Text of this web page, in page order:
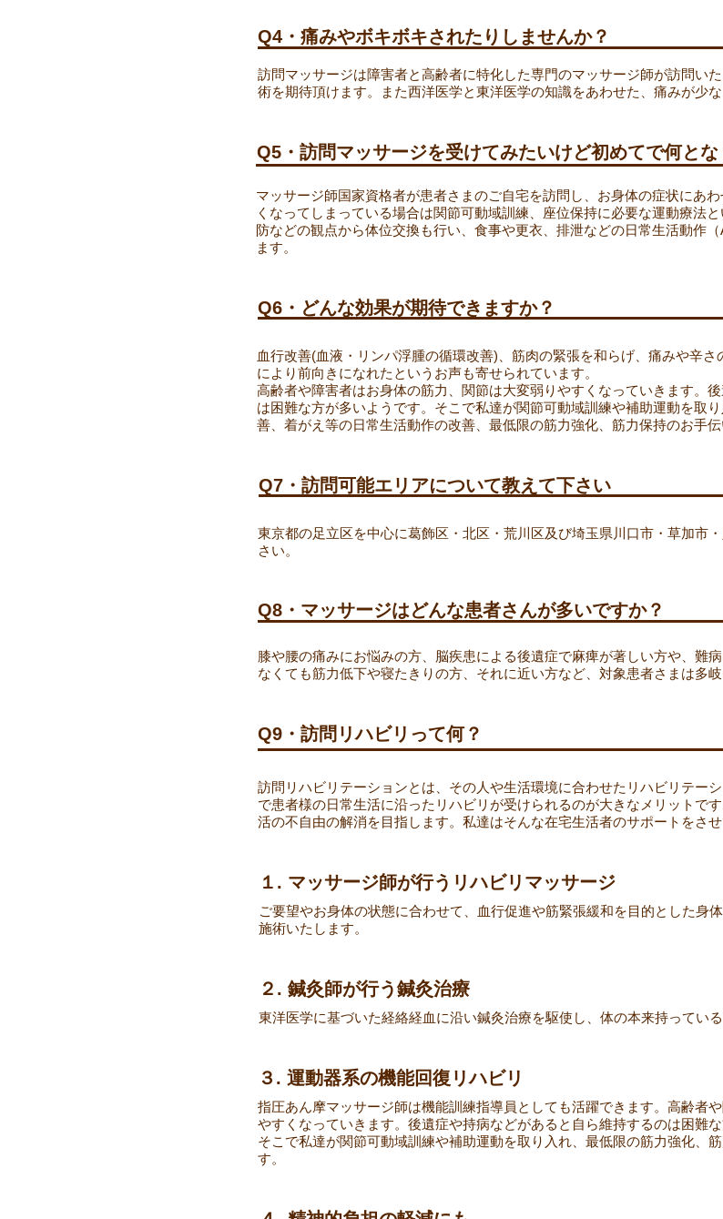
Q4・痛みやボキボキされたりしませんか？
訪問マッサージは障害者と高齢者に特化した専門のマッサージ師が訪問い
術を期待頂けます。また西洋医学と東洋医学の知識をあわせた、痛みが少
Q5・訪問マッサージを受けてみたいけど初めてで何とな
マッサージ師国家資格者が患者さまのご自宅を訪問し、お身体の症状にあ
くなってしまっている場合は関節可動域訓練、座位保持に必要な運動療法
防などの観点から体位交換も行い、食事や更衣、排泄などの日常生活動作
ます。
Q6・どんな効果が期待できますか？
血行改善(血液・リンパ浮腫の循環改善)、筋肉の緊張を和らげ、痛みや辛
により前向きになれたというお声も寄せられています。
高齢者や障害者はお身体の筋力、関節は大変弱りやすくなっていきます。
は困難な方が多いようです。そこで私達が関節可動域訓練や補助運動を取
善、着がえ等の日常生活動作の改善、最低限の筋力強化、筋力保持のお手伝
Q7・訪問可能エリアについて教えて下さい
東京都の足立区を中心に葛飾区・北区・荒川区及び埼玉県川口市・草加
さい。
Q8・マッサージはどんな患者さんが多いですか？
膝や腰の痛みにお悩みの方、脳疾患による後遺症で麻痺が著しい方や、難
なくても筋力低下や寝たきりの方、それに近い方など、対象患者さまは多岐
Q9・訪問リハビリって何？
訪問リハビリテーションとは、その人や生活環境に合わせたリハビリテー
で患者様の日常生活に沿ったリハビリが受けられるのが大きなメリットで
活の不自由の解消を目指します。私達はそんな在宅生活者のサポートをさせ
１. マッサージ師が行うリハビリマッサージ
ご要望やお身体の状態に合わせて、血行促進や筋緊張緩和を目的とした身
施術いたします。
２. 鍼灸師が行う鍼灸治療
東洋医学に基づいた経絡経血に沿い鍼灸治療を駆使し、体の本来持ってい
３. 運動器系の機能回復リハビリ
指圧あん摩マッサージ師は機能訓練指導員としても活躍できます。高齢者
やすくなっていきます。後遺症や持病などがあると自ら維持するのは困難な
そこで私達が関節可動域訓練や補助運動を取り入れ、最低限の筋力強化、
す。